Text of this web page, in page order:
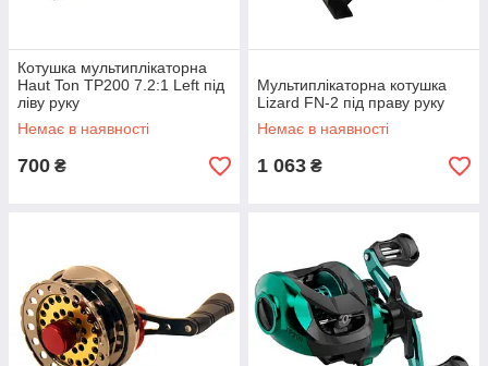
Котушка мультиплікаторна
Haut Ton TP200 7.2:1 Left під
ліву руку
Немає в наявності
700 ₴
Мультиплікаторна котушка
Lizard FN-2 під праву руку
Немає в наявності
1 063 ₴